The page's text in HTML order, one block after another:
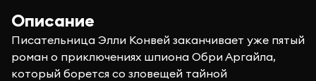
Описание
Писательница Элли Конвей заканчивает уже пятый
роман о приключениях шпиона Обри Аргайла,
который борется со зловещей тайной